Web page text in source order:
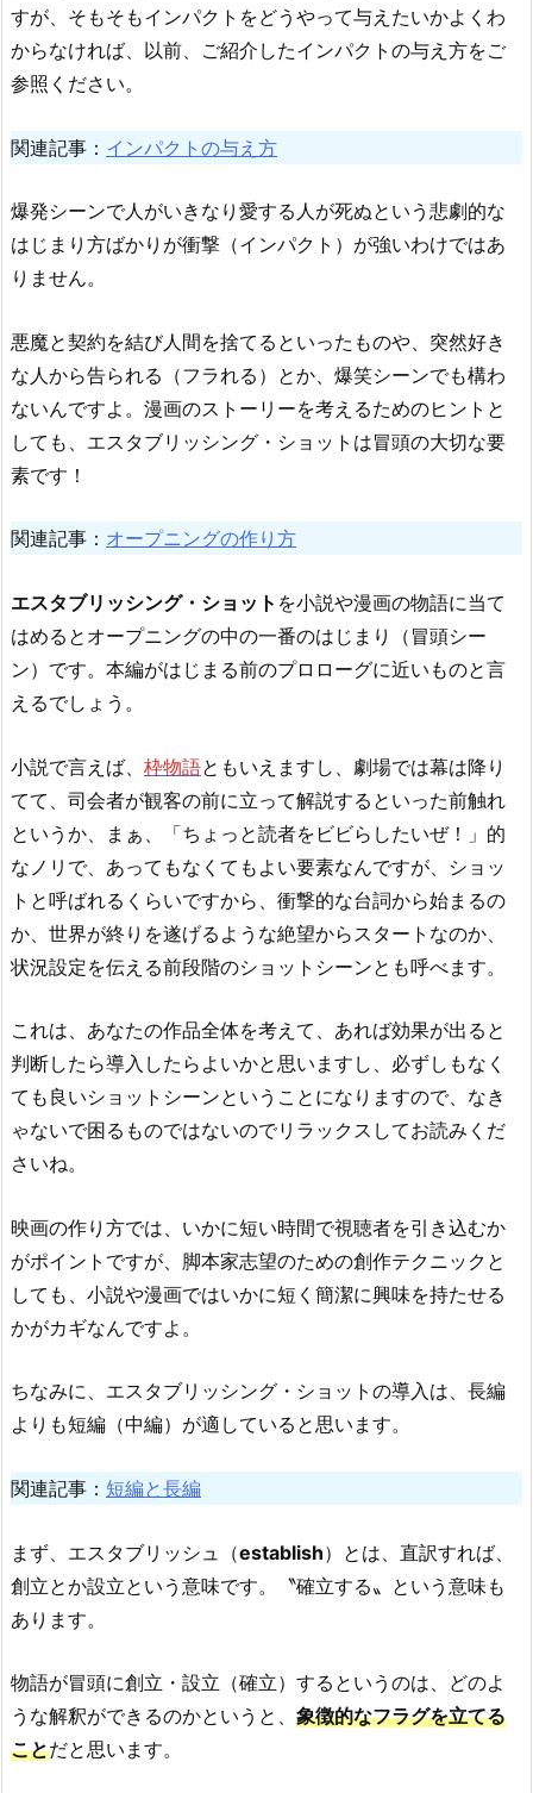
すが、そもそもインパクトをどうやって与えたいかよくわ
からなければ、以前、ご紹介したインパクトの与え方をご
参照ください。
関連記事： インパクトの与え方
爆発シーンで人がいきなり愛する人が死ぬという悲劇的な
はじまり方ばかりが衝撃（インパクト）が強いわけではあ
りません。
悪魔と契約を結び人間を捨てるといったものや、突然好き
な人から告られる（フラれる）とか、爆笑シーンでも構わ
ないんですよ。漫画のストーリーを考えるためのヒントと
しても、エスタブリッシング・ショットは冒頭の大切な要
素です！
関連記事： オープニングの作り方
エスタブリッシング・ショット を小説や漫画の物語に当て
はめるとオープニングの中の一番のはじまり（冒頭シー
ン）です。本編がはじまる前のプロローグに近いものと言
えるでしょう。
小説で言えば、 枠物語ともいえますし、劇場では幕は降り
てて、司会者が観客の前に立って解説するといった前触れ
というか、まぁ、「ちょっと読者をビビらしたいぜ！」的
なノリで、あってもなくてもよい要素なんですが、ショッ
トと呼ばれるくらいですから、衝撃的な台詞から始まるの
か、世界が終りを遂げるような絶望からスタートなのか、
状況設定を伝える前段階のショットシーンとも呼べます。
これは、あなたの作品全体を考えて、あれば効果が出ると
判断したら導入したらよいかと思いますし、必ずしもなく
ても良いショットシーンということになりますので、なき
ゃないで困るものではないのでリラックスしてお読みくだ
さいね。
映画の作り方では、いかに短い時間で視聴者を引き込むか
がポイントですが、脚本家志望のための創作テクニックと
しても、小説や漫画ではいかに短く簡潔に興味を持たせる
かがカギなんですよ。
ちなみに、エスタブリッシング・ショットの導入は、長編
よりも短編（中編）が適していると思います。
関連記事： 短編と長編
まず、エスタブリッシュ（establish）とは、直訳すれば、
創立とか設立という意味です。〝確立する〟という意味も
あります。
物語が冒頭に創立・設立（確立）するというのは、どのよ
うな解釈ができるのかというと、 象徴的なフラグを立てる
ことだと思います。